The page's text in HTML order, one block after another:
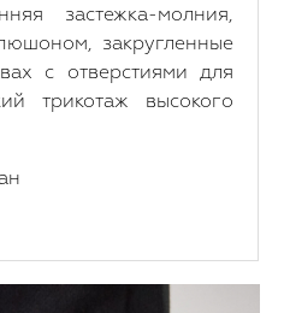
застежка-молния,
закругленные
с отверстиями для
трикотаж высокого